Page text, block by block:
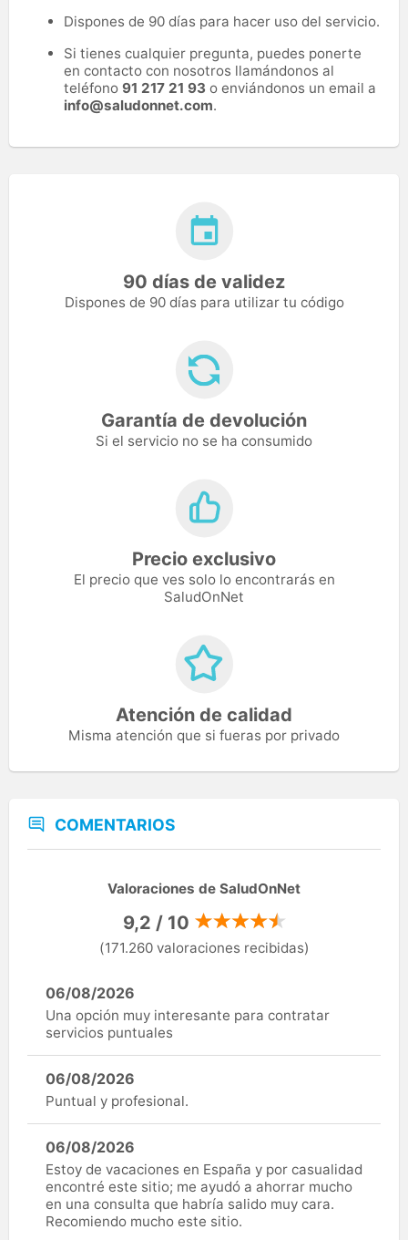
Dispones de 90 días para hacer uso del servicio.
Si tienes cualquier pregunta, puedes ponerte
en contacto con nosotros llamándonos al
teléfono 91 217 21 93 o enviándonos un email a
info@saludonnet.com.
90 días de validez
Dispones de 90 días para utilizar tu código
Garantía de devolución
Si el servicio no se ha consumido
Precio exclusivo
El precio que ves solo lo encontrarás en
SaludOnNet
Atención de calidad
Misma atención que si fueras por privado
COMENTARIOS
Valoraciones de SaludOnNet
9,2 / 10
(171.260 valoraciones recibidas)
06/08/2026
Una opción muy interesante para contratar
servicios puntuales
06/08/2026
Puntual y profesional.
06/08/2026
Estoy de vacaciones en España y por casualidad
encontré este sitio; me ayudó a ahorrar mucho
en una consulta que habría salido muy cara.
Recomiendo mucho este sitio.